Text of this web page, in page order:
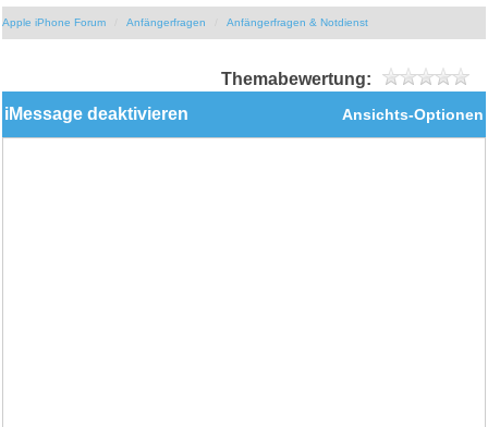
Apple iPhone Forum Anfängerfragen Anfängerfragen & Notdienst
Themabewertung:
Ansichts-Optionen
iMessage deaktivieren